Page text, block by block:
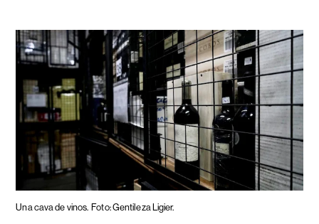
Una cava de vinos. Foto: Gentileza Ligier.